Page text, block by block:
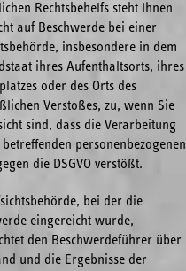
Rechtsbehelfs steht Ihnen
auf Beschwerde bei einer
insbesondere in dem
ihres Aufenthaltsorts, ihres
oder des Orts des
Verstoßes, zu, wenn Sie
sind, dass die Verarbeitung
personenbezogenen
die DSGVO verstößt.
bei der die
eingereicht wurde,
den Beschwerdeführer über
und die Ergebnisse der